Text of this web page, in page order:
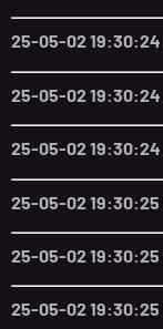
25-05-02 19:30:24
25-05-02 19:30:24
25-05-02 19:30:24
25-05-02 19:30:25
25-05-02 19:30:25
25-05-02 19:30:25